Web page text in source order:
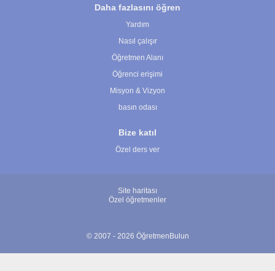
Daha fazlasını öğren
Yardım
Nasıl çalışır
Öğretmen Alanı
Öğrenci erişimi
Misyon & Vizyon
basın odası
Bize katıl
Özel ders ver
Site haritası
Özel öğretmenler
© 2007 - 2026 ÖğretmenBulun